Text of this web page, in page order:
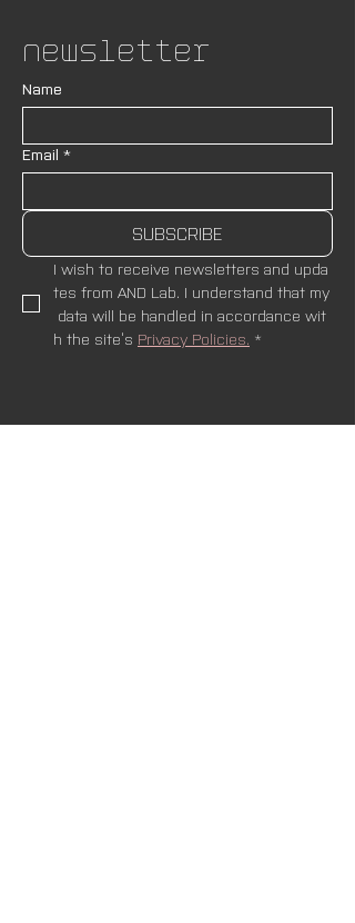
Newsletter
Name
Email *
SUBSCRIBE
I wish to receive newsletters and upda
tes from AND Lab. I understand that my
data will be handled in accordance wit
h the site’s Privacy Policies. *